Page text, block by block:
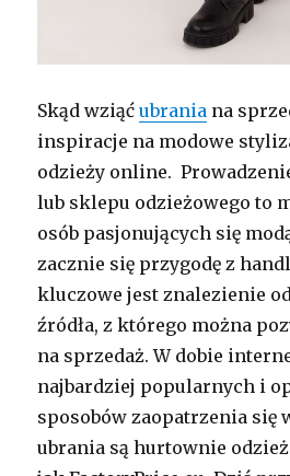
Skąd wziąćubrania na
inspiracje na modowe
odzieży online.
lub sklepu odzieżowego to
osób pasjonujących się
zacznie się przygodę z
kluczowe jest znalezienie
źródła, z którego można
na sprzedaż. W dobie
najbardziej popularnych i
sposobów zaopatrzenia się
ubrania są hurtownie